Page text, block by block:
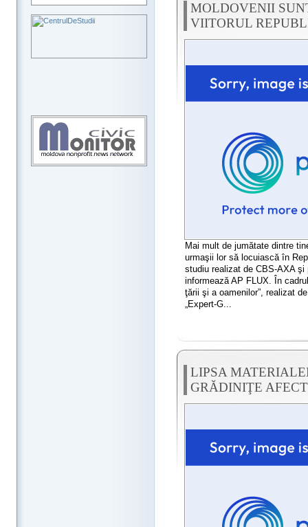
MOLDOVENII
VIITORUL
Mai mult de jumătate dintre
urmaşii lor să locuiască în
studiu realizat de CBS-AXA şi
informează AP FLUX. În
ţării şi a oamenilor”, realizat
„Expert-G...
LIPSA
GRĂDINIŢE